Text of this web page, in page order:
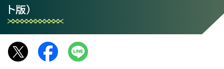
ト版）